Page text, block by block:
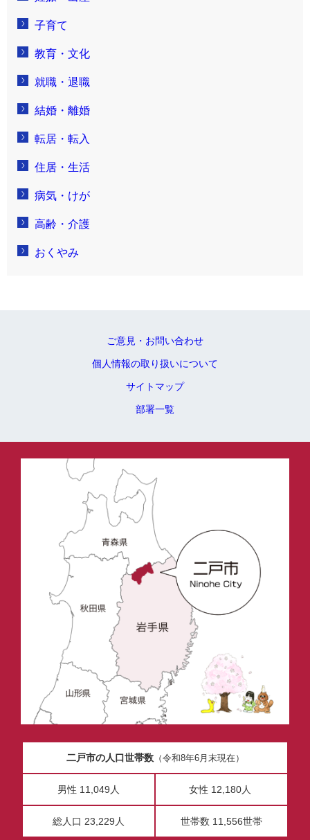
子育て
教育・文化
就職・退職
結婚・離婚
転居・転入
住居・生活
病気・けが
高齢・介護
おくやみ
ご意見・お問い合わせ
個人情報の取り扱いについて
サイトマップ
部署一覧
二戸市の人口世帯数（令和8年6月末現在）
男性 11,049人 女性 12,180人
総人口 23,229人 世帯数 11,556世帯